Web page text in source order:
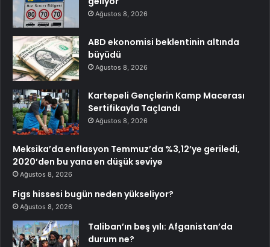
Ağustos 8, 2026
ABD ekonomisi beklentinin altında
büyüdü
Ağustos 8, 2026
Kartepeli Gençlerin Kamp Macerası
Sertifikayla Taçlandı
Ağustos 8, 2026
Meksika’da enflasyon Temmuz’da %3,12’ye geriledi,
2020’den bu yana en düşük seviye
Ağustos 8, 2026
Figs hissesi bugün neden yükseliyor?
Ağustos 8, 2026
Taliban’ın beş yılı: Afganistan’da
durum ne?